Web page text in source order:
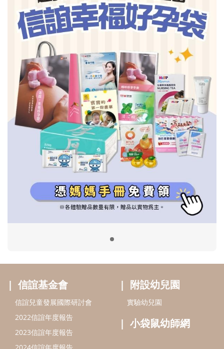
信誼基金會
2022信誼年度報告
2023信誼年度報告
2024信誼年度報告
好孕袋
分齡育兒電子報
線上教養諮詢
附設幼兒園
小袋鼠幼師網
出版服務